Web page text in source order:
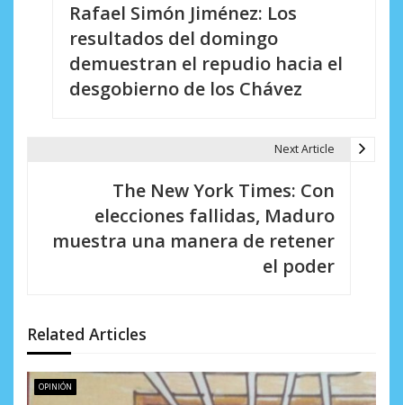
e
e
Rafael Simón Jiménez: Los
resultados del domingo
demuestran el repudio hacia el
desgobierno de los Chávez
Next Article
The New York Times: Con
elecciones fallidas, Maduro
muestra una manera de retener
el poder
Related Articles
OPINIÓN